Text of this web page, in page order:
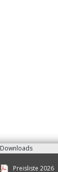
Downloads
Preisliste 2026